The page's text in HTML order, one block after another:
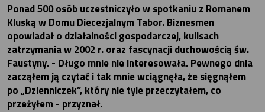
Ponad 500 osób uczestniczyło w spotkaniu z Romanem
Kluską w Domu Diecezjalnym Tabor. Biznesmen
opowiadał o działalności gospodarczej, kulisach
zatrzymania w 2002 r. oraz fascynacji duchowością św.
Faustyny. - Długo mnie nie interesowała. Pewnego dnia
zacząłem ją czytać i tak mnie wciągnęła, że sięgnąłem
po „Dzienniczek”, który nie tyle przeczytałem, co
przeżyłem - przyznał.